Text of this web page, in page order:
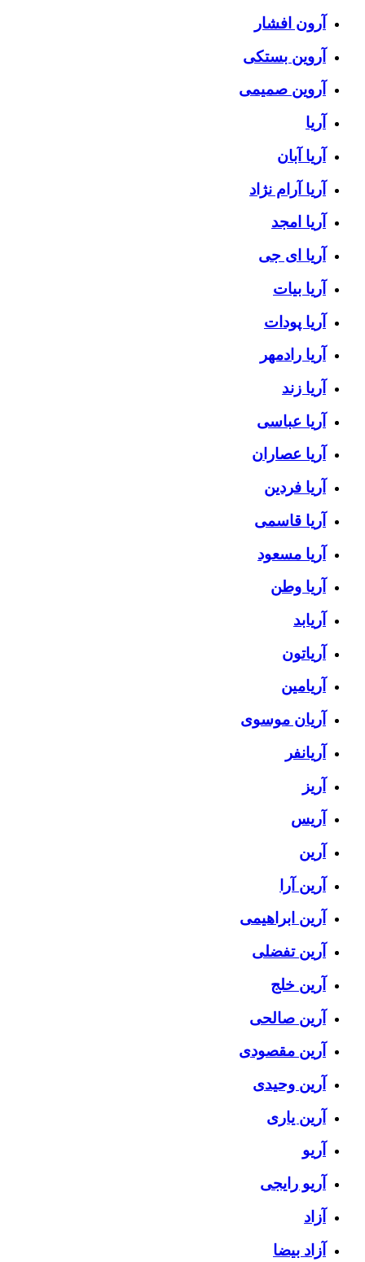
آرون افشار
آروین بستکی
آروین صمیمی
آریا
آریا آبان
آریا آرام نژاد
آریا امجد
آریا ای جی
آریا بیات
آریا پودات
آریا رادمهر
آریا زند
آریا عباسی
آریا عصاران
آریا فردین
آریا قاسمی
آریا مسعود
آریا وطن
آریابد
آریاتون
آریامین
آریان موسوی
آریانفر
آریز
آریس
آرین
آرین آرا
آرین ابراهیمی
آرین تفضلی
آرین خلج
آرین صالحی
آرین مقصودی
آرین وحیدی
آرین یاری
آریو
آریو رایجی
آزاد
آزاد بیضا